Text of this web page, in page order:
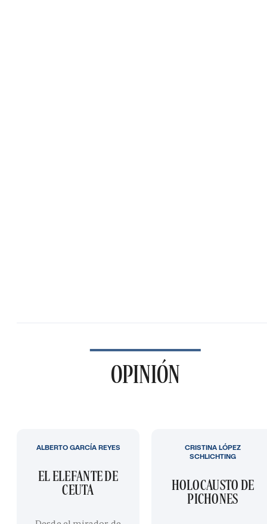
OPINIÓN
EL ELEFANTE DE
CEUTA
ALBERTO GARCÍA REYES
HOLOCAUSTO DE
PICHONES
CRISTINA LÓPEZ
SCHLICHTING